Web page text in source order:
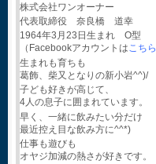
株式会社ワンオーナー
代表取締役 奈良橋 道幸
1964年3月23日生まれ O型
（Facebookアカウントはこちら
生まれも育ちも
葛飾、柴又となりの新小岩^^)/
子ども好きが高じて、
4人の息子に囲まれています。
早く、一緒に飲みたい分だけ
最近控え目な飲み方に^^*)
仕事も遊びも
オヤジ加減の熱さが好きです。